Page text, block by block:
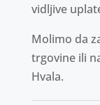
vidljive
Molimo da
trgovine ili
Hvala.